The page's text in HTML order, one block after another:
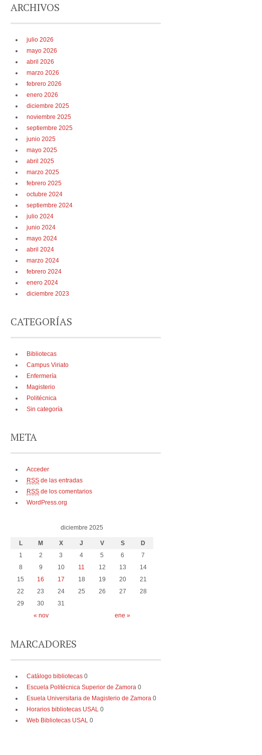
ARCHIVOS
julio 2026
mayo 2026
abril 2026
marzo 2026
febrero 2026
enero 2026
diciembre 2025
noviembre 2025
septiembre 2025
junio 2025
mayo 2025
abril 2025
marzo 2025
febrero 2025
octubre 2024
septiembre 2024
julio 2024
junio 2024
mayo 2024
abril 2024
marzo 2024
febrero 2024
enero 2024
diciembre 2023
CATEGORÍAS
Bibliotecas
Campus Viriato
Enfermería
Magisterio
Politécnica
Sin categoría
META
Acceder
RSS de las entradas
RSS de los comentarios
WordPress.org
diciembre 2025
L M X J V S D
« nov ene »
1 2 3 4 5 6
7
8
9 10 11 12 13
14
15
16 17 18 19 20
21
22
23 24 25 26 27
28
29
30 31
MARCADORES
Catálogo bibliotecas 0
Escuela Politécnica Superior de Zamora 0
Esuela Universitaria de Magisterio de Zamora 0
Horarios bibliotecas USAL 0
Web Bibliotecas USAL 0